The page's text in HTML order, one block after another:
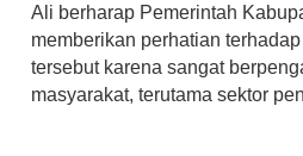
Ali berharap Pemerintah
memberikan perhatian
tersebut karena sangat
masyarakat, terutama sektor